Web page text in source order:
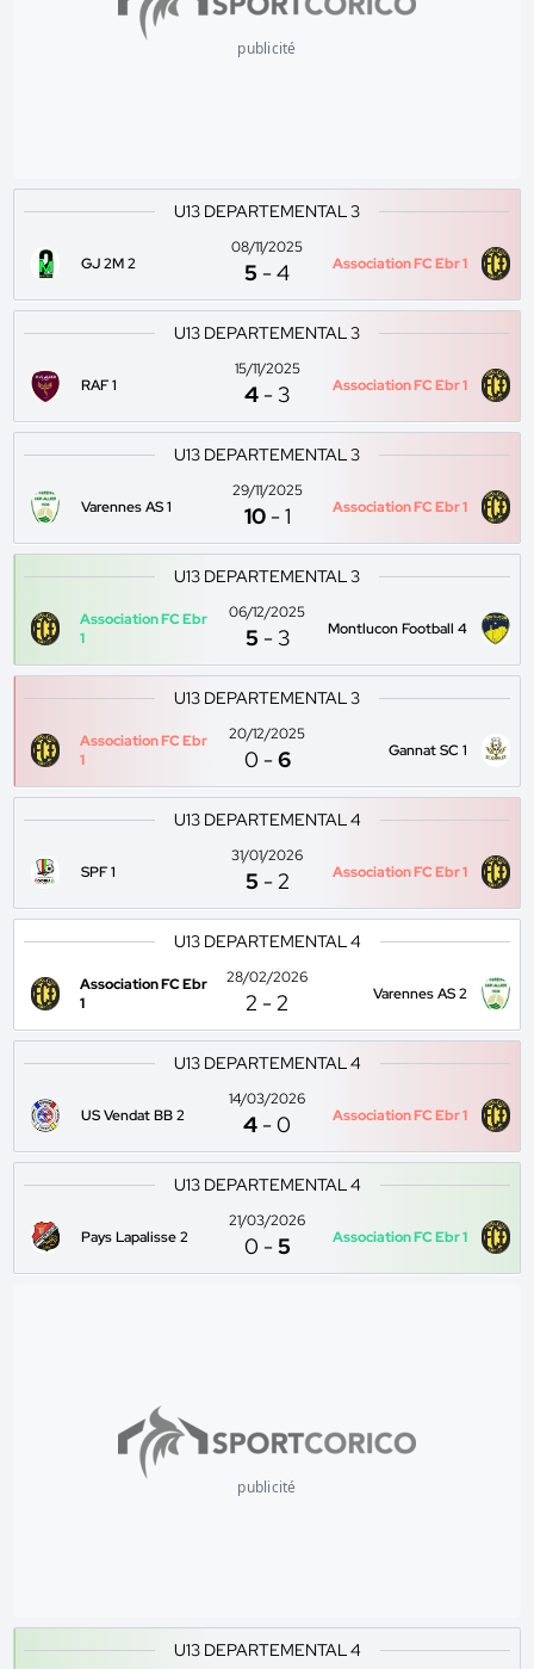
publicité
U13 DEPARTEMENTAL 3
GJ 2M 2
08/11/2025
5 -4 Association FC Ebr 1
U13 DEPARTEMENTAL 3
RAF 1
15/11/2025
4 - 3 Association FC Ebr 1
U13 DEPARTEMENTAL 3
Varennes AS 1
29/11/2025
10 -1 Association FC Ebr 1
U13 DEPARTEMENTAL 3
Association FC Ebr
1
06/12/2025
5 - 3 Montlucon Football 4
U13 DEPARTEMENTAL 3
Association FC Ebr
1
20/12/2025
0 -6 Gannat SC 1
U13 DEPARTEMENTAL 4
SPF 1
31/01/2026
5 -2 Association FC Ebr 1
U13 DEPARTEMENTAL 4
Association FC Ebr
1
28/02/2026
2 -2 Varennes AS 2
U13 DEPARTEMENTAL 4
US Vendat BB 2
14/03/2026
4 -0 Association FC Ebr 1
U13 DEPARTEMENTAL 4
Pays Lapalisse 2
21/03/2026
0 -5 Association FC Ebr 1
publicité
U13 DEPARTEMENTAL 4